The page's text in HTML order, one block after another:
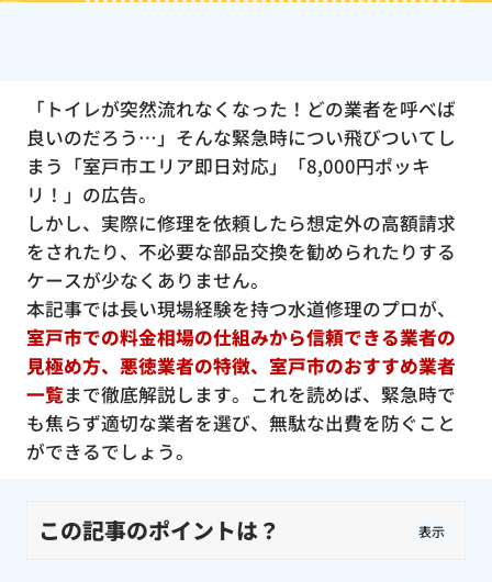
「トイレが突然流れなくなった！どの業者を呼べば
良いのだろう…」そんな緊急時につい飛びついてし
まう「室戸市エリア即日対応」「8,000円ポッキ
リ！」の広告。
しかし、実際に修理を依頼したら想定外の高額請求
をされたり、不必要な部品交換を勧められたりする
ケースが少なくありません。
本記事では長い現場経験を持つ水道修理のプロが、
室戸市での料金相場の仕組みから信頼できる業者の
見極め方、悪徳業者の特徴、室戸市のおすすめ業者
一覧まで徹底解説します。これを読めば、緊急時で
も焦らず適切な業者を選び、無駄な出費を防ぐこと
ができるでしょう。
この記事のポイントは？ 表示